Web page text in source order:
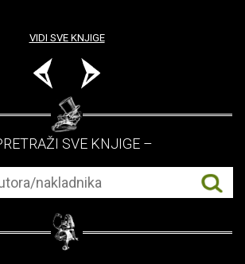
VIDI SVE KNJIGE
SVE KNJIGE –